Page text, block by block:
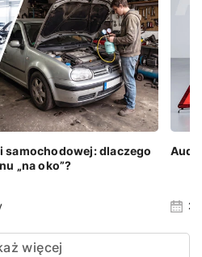
dlaczego
„na oko”?
Audi
więcej